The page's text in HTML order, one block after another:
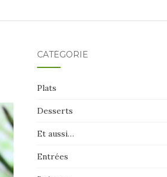
CATÉGORIE
Plats
Desserts
Et aussi…
Entrées